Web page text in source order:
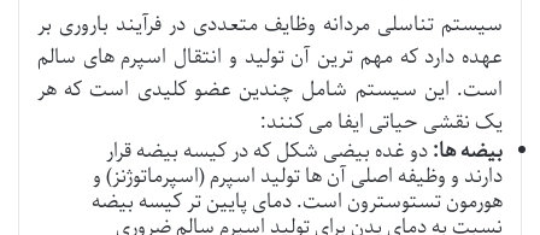
سیستم تناسلی مردانه وظایف متعددی در فرآیند باروری بر
عهده دارد که مهم ترین آن تولید و انتقال اسپرم های سالم
است. این سیستم شامل چندین عضو کلیدی است که هر
یک نقشی حیاتی ایفا می کنند:
بیضه ها:دو غده بیضی شکل که در کیسه بیضه قرار
دارند و وظیفه اصلی آن ها تولید اسپرم (اسپرماتوژنز) و
هورمون تستوسترون است. دمای پایین تر کیسه بیضه
نسبت به دمای بدن برای تولید اسپرم سالم ضروری